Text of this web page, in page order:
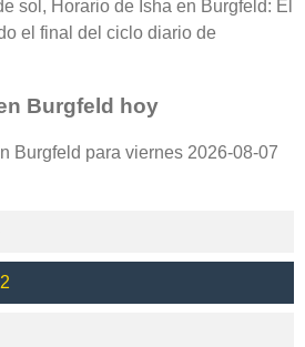
sol, Horario de Isha en Burgfeld: El
el final del ciclo diario de
Burgfeld hoy
Burgfeld para viernes 2026-08-07